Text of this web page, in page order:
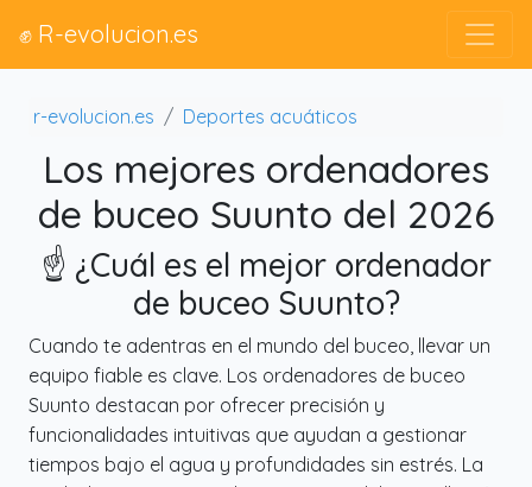
✊ R-evolucion.es
r-evolucion.es Deportes acuáticos
Los mejores ordenadores
de buceo Suunto del 2026
☝️ ¿Cuál es el mejor ordenador
de buceo Suunto?
Cuando te adentras en el mundo del buceo, llevar un
equipo fiable es clave. Los ordenadores de buceo
Suunto destacan por ofrecer precisión y
funcionalidades intuitivas que ayudan a gestionar
tiempos bajo el agua y profundidades sin estrés. La